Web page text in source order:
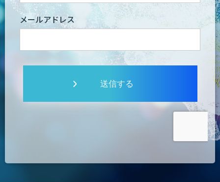
メールアドレス
送信する